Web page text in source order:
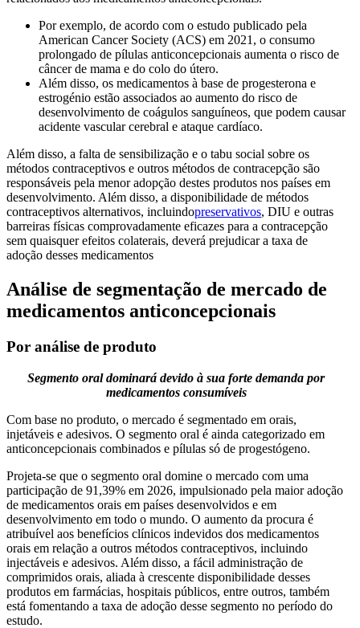
Por exemplo, de acordo com o estudo publicado pela
American Cancer Society (ACS) em 2021, o consumo
prolongado de pílulas anticoncepcionais aumenta o risco de
câncer de mama e do colo do útero.
Além disso, os medicamentos à base de progesterona e
estrogénio estão associados ao aumento do risco de
desenvolvimento de coágulos sanguíneos, que podem causar
acidente vascular cerebral e ataque cardíaco.
Além disso, a falta de sensibilização e o tabu social sobre os
métodos contraceptivos e outros métodos de contracepção são
responsáveis ​​pela menor adopção destes produtos nos países em
desenvolvimento. Além disso, a disponibilidade de métodos
contraceptivos alternativos, incluindopreservativos, DIU e outras
barreiras físicas comprovadamente eficazes para a contracepção
sem quaisquer efeitos colaterais, deverá prejudicar a taxa de
adoção desses medicamentos
Análise de segmentação de mercado de
medicamentos anticoncepcionais
Por análise de produto
Segmento oral dominará devido à sua forte demanda por
medicamentos consumíveis
Com base no produto, o mercado é segmentado em orais,
injetáveis ​​e adesivos. O segmento oral é ainda categorizado em
anticoncepcionais combinados e pílulas só de progestógeno.
Projeta-se que o segmento oral domine o mercado com uma
participação de 91,39% em 2026, impulsionado pela maior adoção
de medicamentos orais em países desenvolvidos e em
desenvolvimento em todo o mundo. O aumento da procura é
atribuível aos benefícios clínicos indevidos dos medicamentos
orais em relação a outros métodos contraceptivos, incluindo
injectáveis ​​e adesivos. Além disso, a fácil administração de
comprimidos orais, aliada à crescente disponibilidade desses
produtos em farmácias, hospitais públicos, entre outros, também
está fomentando a taxa de adoção desse segmento no período do
estudo.